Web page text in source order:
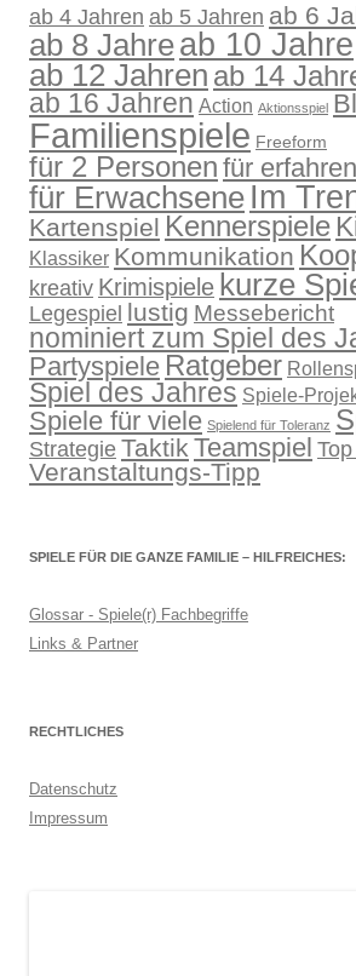
ab 4 Jahren ab 5 Jahren ab 6
ab 8 Jahreab 10 Jahre
ab 12 Jahren ab 14
ab 16 Jahren Action Aktionsspiel
Familienspiele Freeform
für 2 Personen für
für Erwachsene Im
Kartenspiel Kennerspiele
Klassiker Kommunikation
kreativ Krimispiele kurze
Legespiel lustig Messebericht
nominiert zum Spiel des
Partyspiele Ratgeber
Spiel des Jahres Spiele-
Spiele für viele Spielend für Toleranz
StrategieTaktik Teamspiel
Veranstaltungs-Tipp
SPIELE FÜR DIE GANZE FAMILIE – HILFREICHES:
Glossar - Spiele(r) Fachbegriffe
Links & Partner
RECHTLICHES
Datenschutz
Impressum